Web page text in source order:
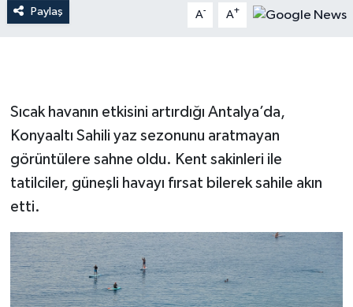
Paylaş A- A+
Sıcak havanın etkisini artırdığı Antalya’da,
Konyaaltı Sahili yaz sezonunu aratmayan
görüntülere sahne oldu. Kent sakinleri ile
tatilciler, güneşli havayı fırsat bilerek sahile akın
etti.